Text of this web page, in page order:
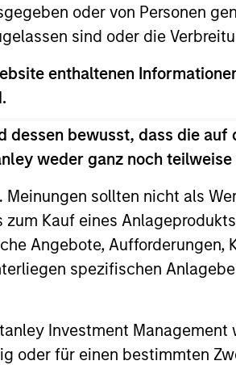
oder von Personen
sind oder die
enthaltenen
bewusst, dass die
weder ganz noch
sollten nicht als
Kauf eines
Angebote,
spezifischen
Investment
oder für einen bestimmten
cum laude in economics with
and economics from the
Private Credit 2026